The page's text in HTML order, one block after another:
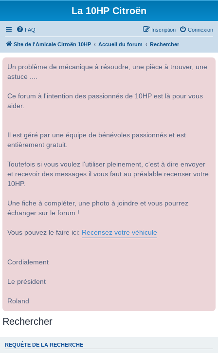
La 10HP Citroën
FAQ Connexion
Inscription
Site de l'Amicale Citroën 10HP Accueil du forum Rechercher
Un problème de mécanique à résoudre, une pièce à trouver, une
astuce ....
Ce forum à l'intention des passionnés de 10HP est là pour vous
aider.
Il est géré par une équipe de bénévoles passionnés et est
entièrement gratuit.
Toutefois si vous voulez l'utiliser pleinement, c'est à dire envoyer
et recevoir des messages il vous faut au préalable recenser votre
10HP.
Une fiche à compléter, une photo à joindre et vous pourrez
échanger sur le forum !
Vous pouvez le faire ici: Recensez votre véhicule
Cordialement
Le président
Roland
Rechercher
REQUÊTE DE LA RECHERCHE